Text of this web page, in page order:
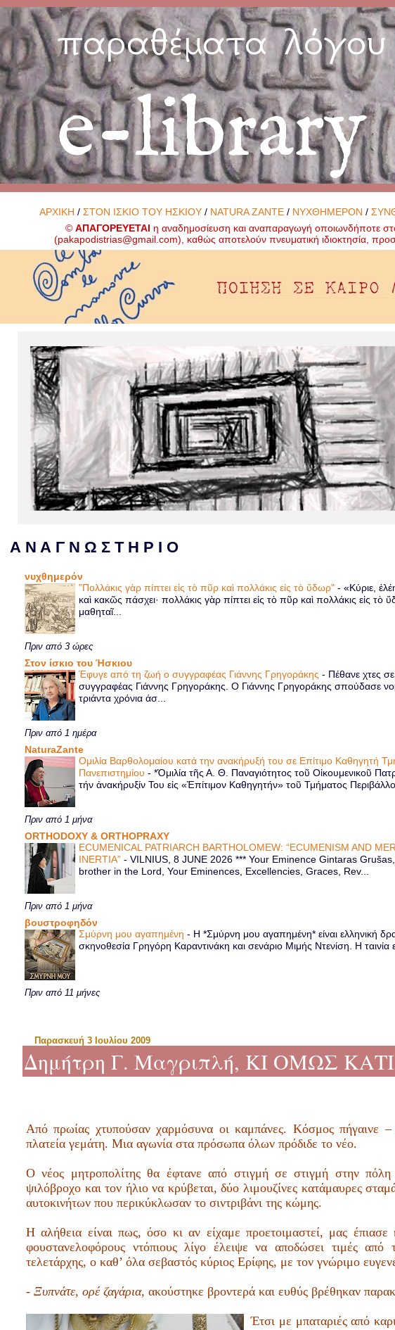
παραθέματα λόγου
e-library
ΑΡΧΙΚΗ /ΣΤΟΝ ΙΣΚΙΟ ΤΟΥ ΗΣΚΙΟΥ / NATURA ZANTE / ΝΥΧΘΗΜΕΡΟΝ /
©ΑΠΑΓΟΡΕΥΕΤΑΙ η αναδημοσίευση και αναπαραγωγή οποιωνδήποτε
(pakapodistrias@gmail.com), καθώς αποτελούν πνευματική ιδιοκτησία,
Α Ν Α Γ Ν Ω Σ Τ Η Ρ Ι Ο
νυχθημερόν
"Πολλάκις γὰρ πίπτει εἰς τὸ πῦρ καὶ πολλάκις εἰς τὸ ὕδωρ"-«Κύριε,
καὶ κακῶς πάσχει· πολλάκις γὰρ πίπτει εἰς τὸ πῦρ καὶ πολλάκις εἰς
μαθηταῖ...
Πριν από 3 ώρες
Στον ίσκιο του Ήσκιου
Έφυγε από τη ζωή ο συγγραφέας Γιάννης Γρηγοράκης- Πέθανε χτες
συγγραφέας Γιάννης Γρηγοράκης. Ο Γιάννης Γρηγοράκης σπούδασε
τριάντα χρόνια άσ...
Πριν από 1 ημέρα
NaturaZante
Ομιλία Βαρθολομαίου κατά την ανακήρυξή του σε Επίτιμο Καθηγητή
Πανεπιστημίου-*Ὁμιλία τῆς Α. Θ. Παναγιότητος τοῦ Οἰκουμενικοῦ
τήν ἀνακήρυξίν Του εἰς «Ἐπίτιμον Καθηγητήν» τοῦ Τμήματος
Πριν από 1 μήνα
ORTHODOXY & ORTHOPRAXY
ECUMENICAL PATRIARCH BARTHOLOMEW: “ECUMENISM AND
INERTIA”-VILNIUS, 8 JUNE 2026 *** Your Eminence Gintaras
brother in the Lord, Your Eminences, Excellencies, Graces, Rev...
Πριν από 1 μήνα
βουστροφηδόν
Σμύρνη μου αγαπημένη- Η *Σμύρνη μου αγαπημένη* είναι ελληνική
σκηνοθεσία Γρηγόρη Καραντινάκη και σενάριο Μιμής Ντενίση. Η ταινία
Πριν από 11 μήνες
Παρασκευή 3 Ιουλίου 2009
Δημήτρη Γ. Μαγριπλή, ΚΙ ΟΜΩΣ
Από πρωίας χτυπούσαν χαρμόσυνα οι καμπάνες. Κόσμος πήγαινε
πλατεία γεμάτη. Μια αγωνία στα πρόσωπα όλων πρόδιδε το νέο.
Ο νέος μητροπολίτης θα έφτανε από στιγμή σε στιγμή στην
ψιλόβροχο και τον ήλιο να κρύβεται, δύο λιμουζίνες κατάμαυρες
αυτοκινήτων που περικύκλωσαν το σιντριβάνι της κώμης.
Η αλήθεια είναι πως, όσο κι αν είχαμε προετοιμαστεί, μας
φουστανελοφόρους ντόπιους λίγο έλειψε να αποδώσει τιμές
τελετάρχης, ο καθ’ όλα σεβαστός κύριος Ερίφης, με τον γνώριμο
- Ξυπνάτε, ορέ ζαγάρια, ακούστηκε βροντερά και ευθύς βρέθηκαν
Έτσι με μπαταριές από